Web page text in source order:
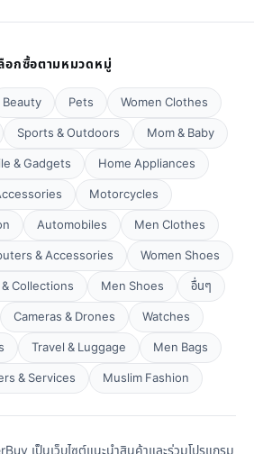
อกซื้อตามหมวดหมู่
Beauty Pets
Women Clothes
Sports & Outdoors
Mom & Baby
& Gadgets
Home Appliances
Motorcycles
Automobiles
Men Clothes
& Accessories
Women Shoes
Collections Men Shoes
อื่นๆ
Cameras & Drones
Watches
Travel & Luggage
Men Bags
& Services
Muslim Fashion